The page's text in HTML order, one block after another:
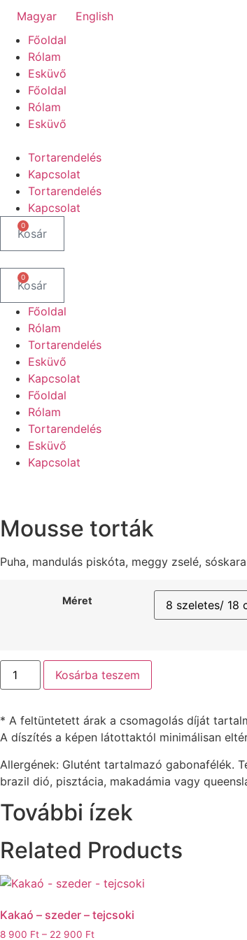
tartalomhoz
Magyar
English
Főoldal
Rólam
Esküvő
Főoldal
Rólam
Esküvő
Tortarendelés
Kapcsolat
Tortarendelés
Kapcsolat
0
Kosár
0
Kosár
Főoldal
Rólam
Tortarendelés
Esküvő
Kapcsolat
Főoldal
Rólam
Tortarendelés
Esküvő
Kapcsolat
Mousse torták
Puha, mandulás piskóta, meggy zselé,
Méret
Mandula
meggy
mennyiség
Kosárba teszem
* A feltüntetett árak a csomagolás díját
A díszítés a képen látottaktól minimálisan
Allergének: Glutént tartalmazó gabonafélék.
brazil dió, pisztácia, makadámia vagy
További ízek
Related Products
Kakaó – szeder – tejcsoki
8 900 Ft – 22 900 FtÁrtartomány: